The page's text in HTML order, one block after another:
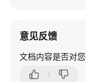
概
述
意见反馈
文档内容是否对您